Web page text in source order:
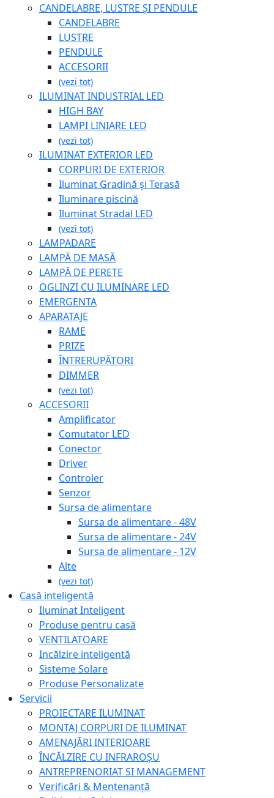
CANDELABRE, LUSTRE ȘI PENDULE
CANDELABRE
LUSTRE
PENDULE
ACCESORII
(vezi tot)
ILUMINAT INDUSTRIAL LED
HIGH BAY
LAMPI LINIARE LED
(vezi tot)
ILUMINAT EXTERIOR LED
CORPURI DE EXTERIOR
Iluminat Gradină și Terasă
Iluminare piscină
Iluminat Stradal LED
(vezi tot)
LAMPADARE
LAMPĂ DE MASĂ
LAMPĂ DE PERETE
OGLINZI CU ILUMINARE LED
EMERGENTA
APARATAJE
RAME
PRIZE
ÎNTRERUPĂTORI
DIMMER
(vezi tot)
ACCESORII
Amplificator
Comutator LED
Conector
Driver
Controler
Senzor
Sursa de alimentare
Sursa de alimentare - 48V
Sursa de alimentare - 24V
Sursa de alimentare - 12V
Alte
(vezi tot)
Casă inteligentă
Iluminat Inteligent
Produse pentru casă
VENTILATOARE
Incălzire inteligentă
Sisteme Solare
Produse Personalizate
Servicii
PROIECTARE ILUMINAT
MONTAJ CORPURI DE ILUMINAT
AMENAJĂRI INTERIOARE
ÎNCĂLZIRE CU INFRAROȘU
ANTREPRENORIAT SI MANAGEMENT
Verificări & Mentenanță